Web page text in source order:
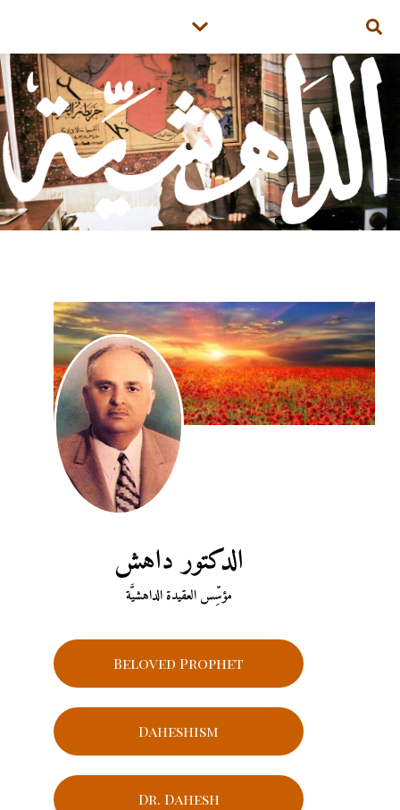
الدكتور داهش
مؤسِّس العقيدة الداهشيَّة
Beloved Prophet
Daheshism
Dr. Dahesh